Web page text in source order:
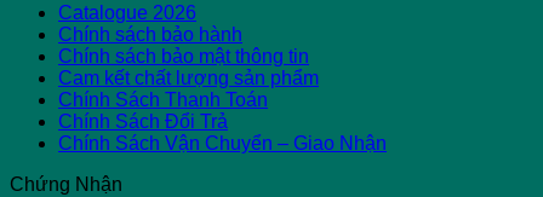
Catalogue 2026
Chính sách bảo hành
Chính sách bảo mật thông tin
Cam kết chất lượng sản phẩm
Chính Sách Thanh Toán
Chính Sách Đổi Trả
Chính Sách Vận Chuyển – Giao Nhận
Chứng Nhận